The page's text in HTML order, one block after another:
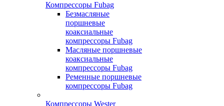
Компрессоры Fubag
Безмасляные
поршневые
коаксиальные
компрессоры Fubag
Масляные поршневые
коаксиальные
компрессоры Fubag
Ременные поршневые
компрессоры Fubag
Компрессоры Wester